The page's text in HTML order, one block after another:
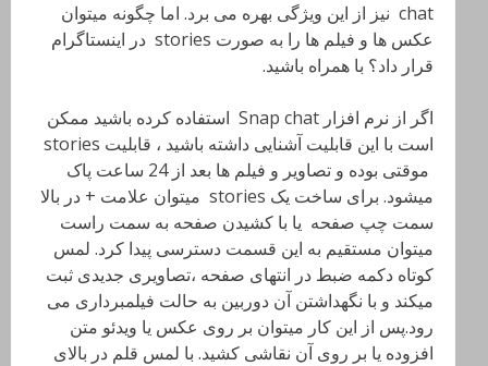
chat نیز از این ویژگی بهره می برد. اما چگونه میتوان
عکس ها و فیلم ها را به صورت stories در اینستاگرام
قرار داد؟ با همراه باشید.
اگر از نرم افزار Snap chat استفاده کرده باشید ممکن
است با این قابلیت آشنایی داشته باشید ، قابلیت stories
موقتی بوده و تصاویر و فیلم ها بعد از 24 ساعت پاک
میشود. برای ساخت یک stories میتوان علامت + در بالا
سمت چپ صفحه یا با کشیدن صفحه به سمت راست
میتوان مستقیم به این قسمت دسترسی پیدا کرد. لمس
کوتاه دکمه ضبط در انتهای صفحه ،تصاویری جدیدی ثبت
میکند و با نگهداشتن آن دوربین به حالت فیلمبرداری می
رود.پس از این کار میتوان بر روی عکس یا ویدئو متن
افزوده یا بر روی آن نقاشی کشید. با لمس قلم در بالای